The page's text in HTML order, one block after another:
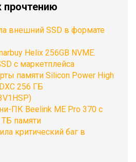
внешний SSD в формате
Helix 256GB NVME.
с маркетплейса
памяти Silicon Power High
256 ГБ
ПК Beelink ME Pro 370 с
памяти
критический баг в